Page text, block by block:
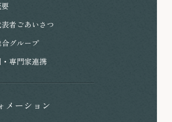
者ごあいさつ
グループ
専門家連携
メーション